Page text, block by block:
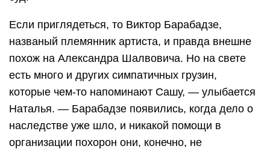
Если приглядеться, то Виктор Барабадзе,
названый племянник артиста, и правда внешне
похож на Александра Шалвовича. Но на свете
есть много и других симпатичных грузин,
которые чем-то напоминают Сашу, — улыбается
Наталья. — Барабадзе появились, когда дело о
наследстве уже шло, и никакой помощи в
организации похорон они, конечно, не